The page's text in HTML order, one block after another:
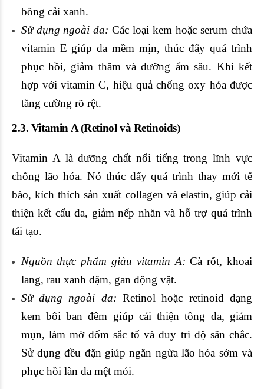
bông cải xanh.
Sử dụng ngoài da: Các loại kem hoặc serum chứa
vitamin E giúp da mềm mịn, thúc đẩy quá trình
phục hồi, giảm thâm và dưỡng ẩm sâu. Khi kết
hợp với vitamin C, hiệu quả chống oxy hóa được
tăng cường rõ rệt.
2.3. Vitamin A (Retinolvà Retinoids)
Vitamin A là dưỡng chất nổi tiếng trong lĩnh vực
chống lão hóa. Nó thúc đẩy quá trình thay mới tế
bào, kích thích sản xuất collagen và elastin, giúp cải
thiện kết cấu da, giảm nếp nhăn và hỗ trợ quá trình
tái tạo.
Nguồn thực phẩm giàu vitamin A:Cà rốt, khoai
lang, rau xanh đậm, gan động vật.
Sử dụng ngoài da: Retinol hoặc retinoid dạng
kem bôi ban đêm giúp cải thiện tông da, giảm
mụn, làm mờ đốm sắc tố và duy trì độ săn chắc.
Sử dụng đều đặn giúp ngăn ngừa lão hóa sớm và
phục hồi làn da mệt mỏi.